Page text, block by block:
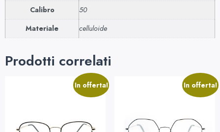
Calibro
50
Materiale
celluloide
Prodotti correlati
In offerta! In offerta!